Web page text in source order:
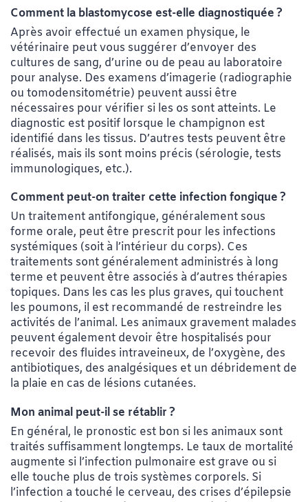
Comment la blastomycose est-elle diagnostiquée ?
Après avoir effectué un examen physique, le
vétérinaire peut vous suggérer d’envoyer des
cultures de sang, d’urine ou de peau au laboratoire
pour analyse. Des examens d’imagerie (radiographie
ou tomodensitométrie) peuvent aussi être
nécessaires pour vérifier si les os sont atteints. Le
diagnostic est positif lorsque le champignon est
identifié dans les tissus. D’autres tests peuvent être
réalisés, mais ils sont moins précis (sérologie, tests
immunologiques, etc.).
Comment peut-on traiter cette infection fongique ?
Un traitement antifongique, généralement sous
forme orale, peut être prescrit pour les infections
systémiques (soit à l’intérieur du corps). Ces
traitements sont généralement administrés à long
terme et peuvent être associés à d’autres thérapies
topiques. Dans les cas les plus graves, qui touchent
les poumons, il est recommandé de restreindre les
activités de l’animal. Les animaux gravement malades
peuvent également devoir être hospitalisés pour
recevoir des fluides intraveineux, de l’oxygène, des
antibiotiques, des analgésiques et un débridement de
la plaie en cas de lésions cutanées.
Mon animal peut-il se rétablir ?
En général, le pronostic est bon si les animaux sont
traités suffisamment longtemps. Le taux de mortalité
augmente si l’infection pulmonaire est grave ou si
elle touche plus de trois systèmes corporels. Si
l’infection a touché le cerveau, des crises d’épilepsie